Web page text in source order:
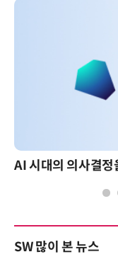
SW 많이 본 뉴스